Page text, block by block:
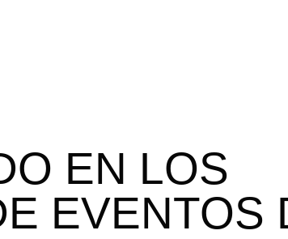
EN LOS
EVENTOS